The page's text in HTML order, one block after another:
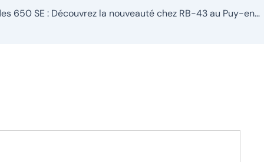
Quad Aodes 650 SE : Découvrez la nouveauté chez RB-43 au Puy-en-Velay